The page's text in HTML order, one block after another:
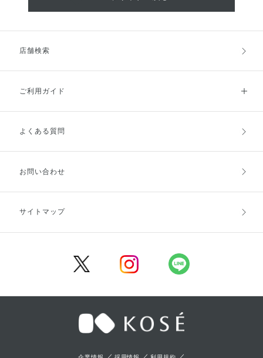
店舗検索
ご利用ガイド
ご利用ガイドトップ
お支払方法
キャンセル・返品・交換
よくある質問
お問い合わせ
サイトマップ